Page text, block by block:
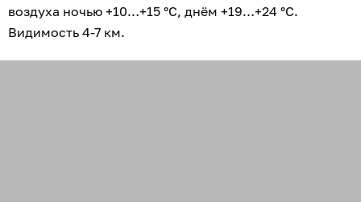
воздуха ночью +10…+15 °C, днём +19…+24 °C.
Видимость 4-7 км.